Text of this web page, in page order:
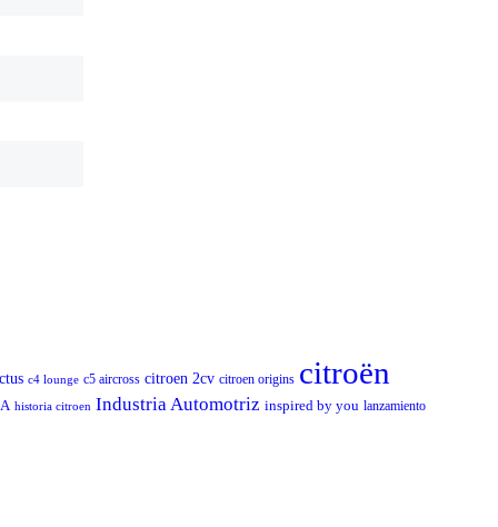
c4 lounge c5 aircross citroen 2cv citroen origins citroën
historia citroen Industria Automotriz inspired by you lanzamiento